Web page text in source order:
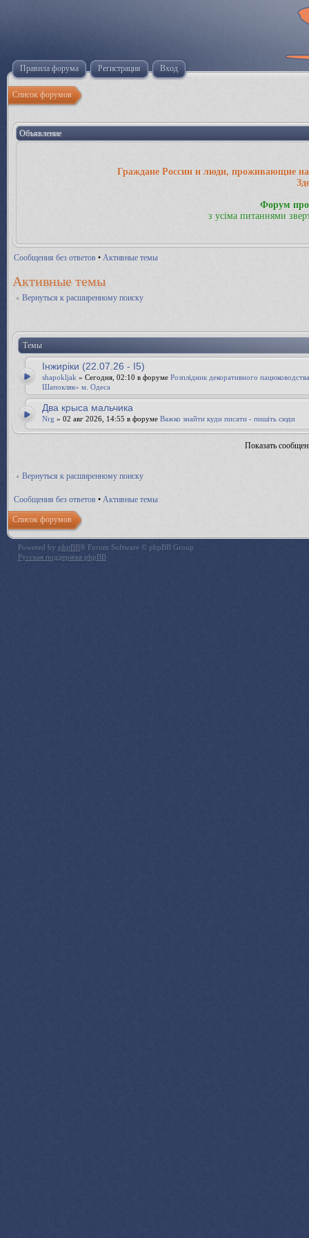
Правила форума Регистрация Вход
Список форумов
Объявление
Граждане России и люди, проживающие на
Форум
з усіма питаннями
Сообщения без ответов • Активные темы
Активные темы
Вернуться к расширенному поиску
Темы
Інжиріки (22.07.26 - І5)
shapokljak » Сегодня, 02:10 в форуме Розплідник декоративного
Шапокляк» м. Одеса
Два крыса мальчика
Nrg » 02 авг 2026, 14:55 в форуме Важко знайти куди писати - пишіть сюди
Показать
Вернуться к расширенному поиску
Сообщения без ответов • Активные темы
Список форумов
Powered by phpBB® Forum Software © phpBB Group
Русская поддержка phpBB